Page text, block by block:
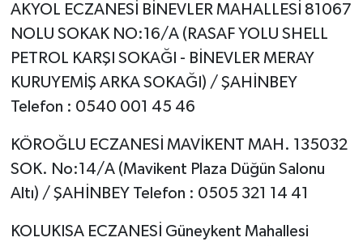
AKYOL ECZANESİ BİNEVLER MAHALLESİ 81067
NOLU SOKAK NO:16/A (RASAF YOLU SHELL
PETROL KARŞI SOKAĞI - BİNEVLER MERAY
KURUYEMİŞ ARKA SOKAĞI) / ŞAHİNBEY
Telefon : 0540 001 45 46
KÖROĞLU ECZANESİ MAVİKENT MAH. 135032
SOK. No:14/A (Mavikent Plaza Düğün Salonu
Altı) / ŞAHİNBEY Telefon : 0505 321 14 41
KOLUKISA ECZANESİ Güneykent Mahallesi